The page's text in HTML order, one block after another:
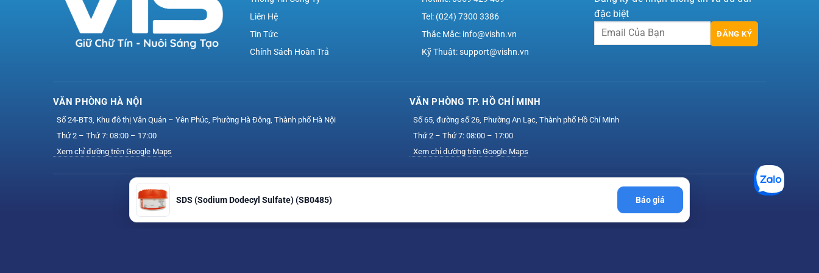
Liên Hệ
Tin Tức
Chính Sách Hoàn Trả
Tel: (024) 7300 3386
Thắc Mắc: info@vishn.vn
Kỹ Thuật: support@vishn.vn
đặc biệt
ĐĂNG KÝ
VĂN PHÒNG HÀ NỘI
Số 24-BT3, Khu đô thị Văn Quán – Yên Phúc, Phường Hà Đông, Thành phố Hà Nội
Thứ 2 – Thứ 7: 08:00 – 17:00
Xem chỉ đường trên Google Maps
VĂN PHÒNG TP. HỒ CHÍ MINH
Số 65, đường số 26, Phường An Lạc, Thành phố Hồ Chí Minh
Thứ 2 – Thứ 7: 08:00 – 17:00
Xem chỉ đường trên Google Maps
SDS (Sodium Dodecyl Sulfate) (SB0485) Báo giá